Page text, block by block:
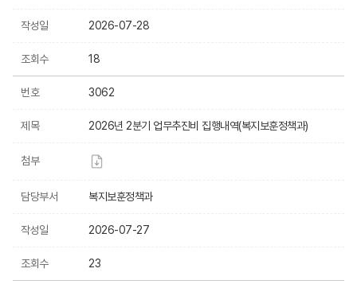
작성일 2026-07-28
조회수 18
번호 3062
제목 2026년 2분기 업무추진비 집행내역(복지보훈정책과)
첨부
담당부서 복지보훈정책과
작성일 2026-07-27
조회수 23